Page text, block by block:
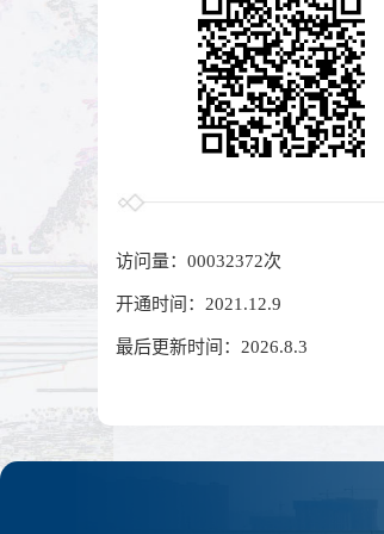
访问量： 00032372次
开通时间： 2021 .12.9
最后更新时间： 2026.8.3